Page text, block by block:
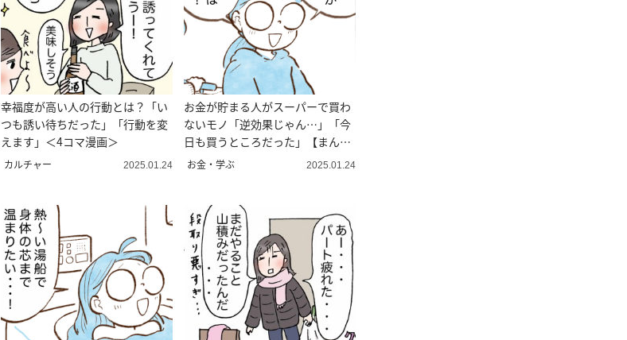
幸福度が高い人の行動とは？「い
つも誘い待ちだった」「行動を変
えます」＜4コマ漫画＞
カルチャー 2025.01.24
お金が貯まる人がスーパーで買わ
ないモノ「逆効果じゃん…」「今
日も買うところだった」【まん
が】
お金・学ぶ 2025.01.24